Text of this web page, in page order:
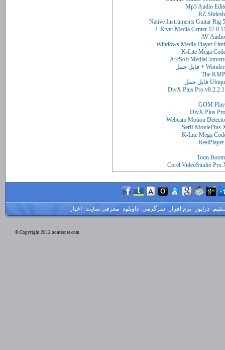
درایور نرم افزار سرگرمی داونلود معرفی سایت اخبار
© Copyright 2012 oonternet.com